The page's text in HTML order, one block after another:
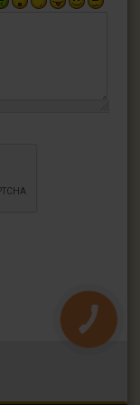
КНОПКА
ЗВ'ЯЗКУ